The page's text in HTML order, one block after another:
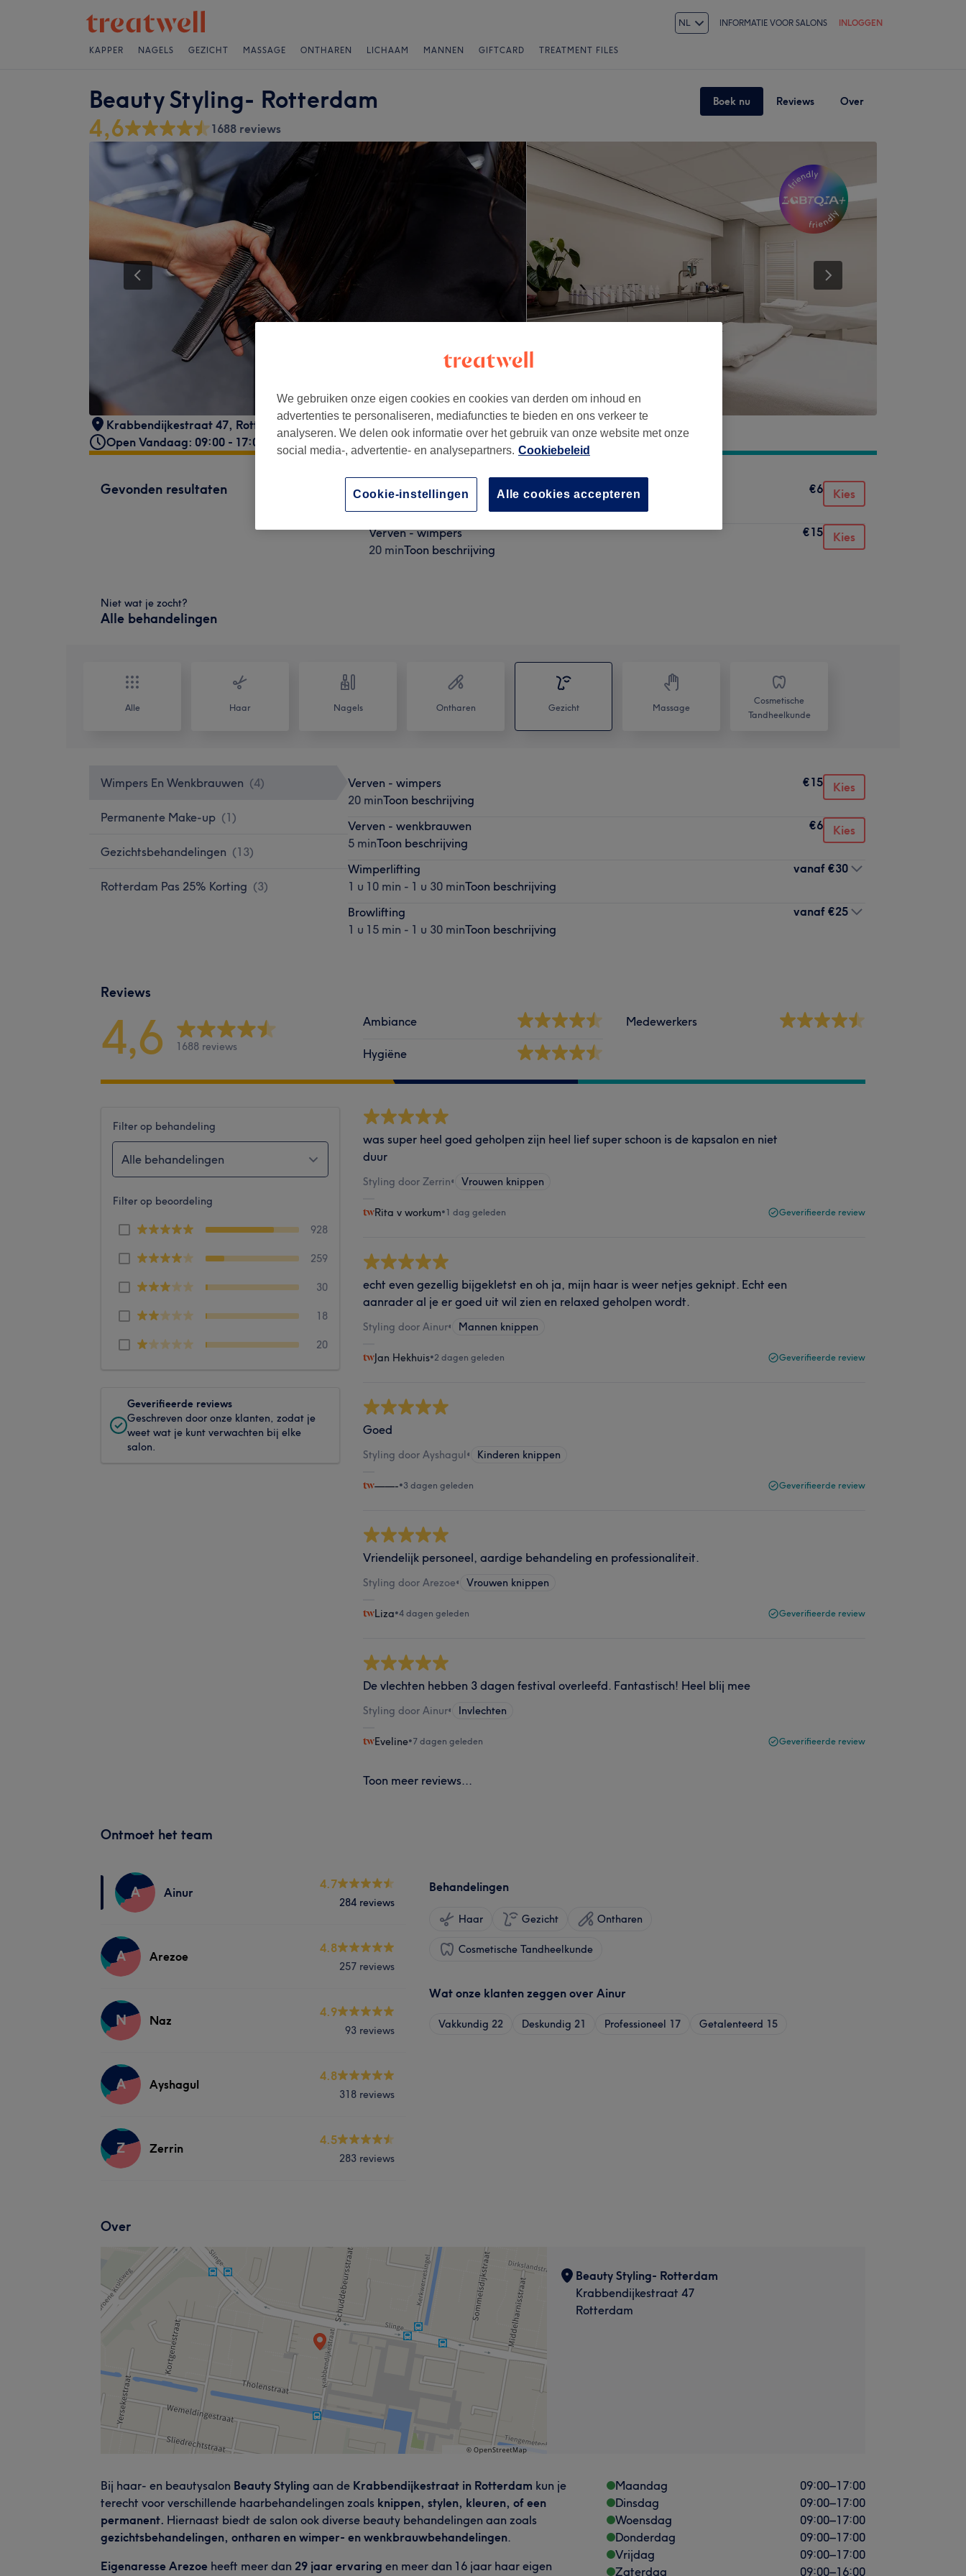
NL INFORMATIE VOOR SALONS INLOGGEN
KAPPER NAGELS GEZICHT MASSAGE ONTHAREN LICHAAM MANNEN GIFTCARD TREATMENT FILES
Beauty Styling- Rotterdam Boek nu Reviews Over
4,6 1688 reviews
Krabbendijkestraat 47, Rotterdam
Open Vandaag: 09:00 - 17:00
Gevonden resultaten
Verven - wenkbrauwen
€6 Kies
Verven - wimpers
20 minToon beschrijving
€15 Kies
Niet wat je zocht?
Alle behandelingen
Alle Haar Nagels Ontharen Gezicht Massage
Cosmetische
Tandheelkunde
Wimpers En Wenkbrauwen (4)
Permanente Make-up (1)
Gezichtsbehandelingen (13)
Rotterdam Pas 25% Korting (3)
Verven - wimpers
20 minToon beschrijving
€15 Kies
Verven - wenkbrauwen
5 minToon beschrijving
€6 Kies
Wimperlifting
1 u 10 min - 1 u 30 minToon beschrijving
vanaf €30
Browlifting
1 u 15 min - 1 u 30 minToon beschrijving
vanaf €25
Reviews
4,6 1688 reviews
Ambiance
Hygiëne
Medewerkers
Filter op behandeling
Alle behandelingen
Filter op beoordeling
928
259
30
18
20
Geverifieerde reviews
Geschreven door onze klanten, zodat je
weet wat je kunt verwachten bij elke
salon.
was super heel goed geholpen zijn heel lief super schoon is de kapsalon en niet
duur
Styling door Zerrin• Vrouwen knippen
Rita v workum•1 dag geleden Geverifieerde review
echt even gezellig bijgekletst en oh ja, mijn haar is weer netjes geknipt. Echt een
aanrader al je er goed uit wil zien en relaxed geholpen wordt.
Styling door Ainur• Mannen knippen
Jan Hekhuis•2 dagen geleden Geverifieerde review
Goed
Styling door Ayshagul• Kinderen knippen
——-•3 dagen geleden Geverifieerde review
Vriendelijk personeel, aardige behandeling en professionaliteit.
Styling door Arezoe• Vrouwen knippen
Liza•4 dagen geleden Geverifieerde review
De vlechten hebben 3 dagen festival overleefd. Fantastisch! Heel blij mee
Styling door Ainur• Invlechten
Eveline•7 dagen geleden Geverifieerde review
Toon meer reviews...
Ontmoet het team
A Ainur
4.7
284 reviews
A Arezoe
4.8
257 reviews
N Naz
4.9
93 reviews
A Ayshagul
4.8
318 reviews
Z Zerrin
4.5
283 reviews
Behandelingen
Haar Gezicht Ontharen
Cosmetische Tandheelkunde
Wat onze klanten zeggen over Ainur
Vakkundig 22 Deskundig 21 Professioneel 17 Getalenteerd 15
Over
Beauty Styling- Rotterdam
Krabbendijkestraat 47
Rotterdam
Bij haar- en beautysalon Beauty Styling aan de Krabbendijkestraat in Rotterdam kun je
terecht voor verschillende haarbehandelingen zoals knippen, stylen, kleuren, of een
permanent. Hiernaast biedt de salon ook diverse beauty behandelingen aan zoals
gezichtsbehandelingen, ontharen en wimper- en wenkbrauwbehandelingen.
Eigenaresse Arezoe heeft meer dan 29 jaar ervaring en meer dan 16 jaar haar eigen
Maandag 09:00–17:00
Dinsdag
09:00–17:00
Woensdag
09:00–17:00
Donderdag
09:00–17:00
Vrijdag
09:00–17:00
Zaterdag
09:00–16:00
We gebruiken onze eigen cookies en cookies van derden om inhoud en
advertenties te personaliseren, mediafuncties te bieden en ons verkeer te
analyseren. We delen ook informatie over het gebruik van onze website met onze
social media-, advertentie- en analysepartners. Cookiebeleid
Alle cookies accepteren
Cookie-instellingen